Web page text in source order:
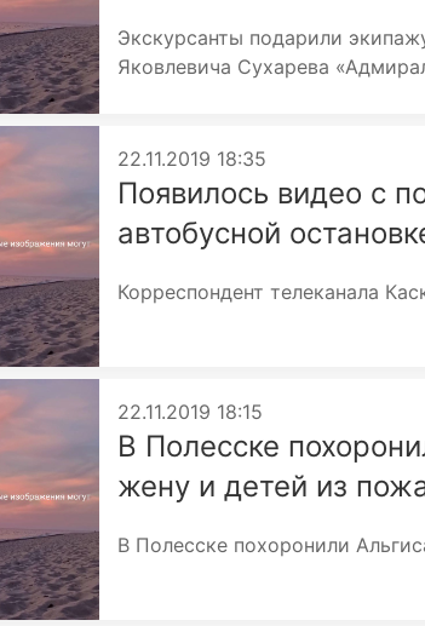
Экскурсанты подарили
Яковлевича Сухарева
22.11.2019 18:35
Появилось видео с
автобусной
Корреспондент телеканала
22.11.2019 18:15
В Полесске
жену и детей из
В Полесске похоронили